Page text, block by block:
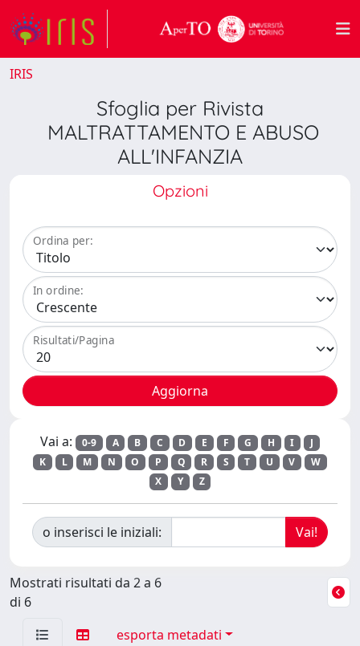
IRIS
Sfoglia per Rivista
MALTRATTAMENTO E ABUSO
ALL'INFANZIA
Opzioni
Ordina per:
In ordine:
Risultati/Pagina
Vai a: 0-9 A B C D E F G H I
J
K
L M N O P Q R S T U V
W
X
Y Z
o inserisci le iniziali:
Mostrati risultati da 2 a 6
di 6
esporta metadati